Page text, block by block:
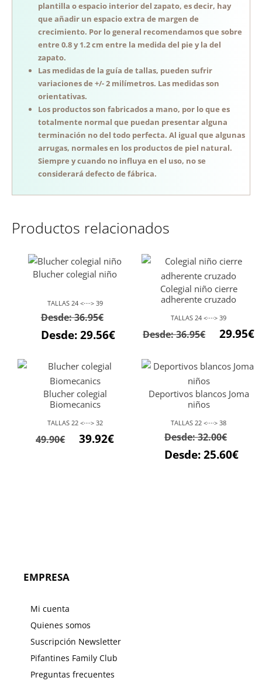
plantilla o espacio interior del zapato, es decir, hay
que añadir un espacio extra de margen de
crecimiento. Por lo general recomendamos que sobre
entre 0.8 y 1.2 cm entre la medida del pie y la del
zapato.
Las medidas de la guía de tallas, pueden sufrir
variaciones de +/- 2 milímetros. Las medidas son
orientativas.
Los productos son fabricados a mano, por lo que es
totalmente normal que puedan presentar alguna
terminación no del todo perfecta. Al igual que algunas
arrugas, normales en los productos de piel natural.
Siempre y cuando no influya en el uso, no se
considerará defecto de fábrica.
Productos relacionados
Blucher colegial niño
TALLAS 24 <····> 39
Desde:36.95€
Desde:29.56€
Colegial niño cierre
adherente cruzado
TALLAS 24 <····> 39
Desde:36.95€ 29.95€
Blucher colegial
Biomecanics
TALLAS 22 <····> 32
49.90€
El39.92€El
Deportivos blancos Joma
niños
TALLAS 22 <····> 38
Desde:32.00€
Desde:25.60€
EMPRESA
Mi cuenta
Quienes somos
Suscripción Newsletter
Pifantines Family Club
Preguntas frecuentes